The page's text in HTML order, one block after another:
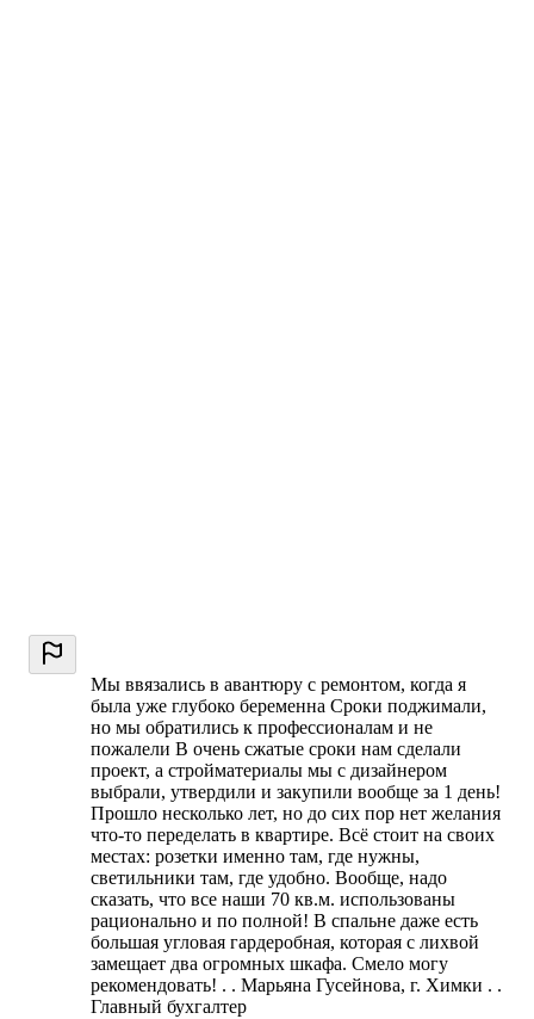
Мы ввязались в авантюру с ремонтом, когда я
была уже глубоко беременна Сроки поджимали,
но мы обратились к профессионалам и не
пожалели В очень сжатые сроки нам сделали
проект, а стройматериалы мы с дизайнером
выбрали, утвердили и закупили вообще за 1 день!
Прошло несколько лет, но до сих пор нет желания
что-то переделать в квартире. Всё стоит на своих
местах: розетки именно там, где нужны,
светильники там, где удобно. Вообще, надо
сказать, что все наши 70 кв.м. использованы
рационально и по полной! В спальне даже есть
большая угловая гардеробная, которая с лихвой
замещает два огромных шкафа. Смело могу
рекомендовать! . . Марьяна Гусейнова, г. Химки . .
Главный бухгалтер